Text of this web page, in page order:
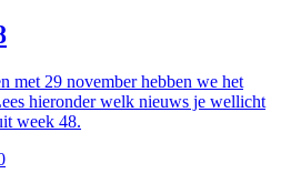
met 29 november hebben we het
hieronder welk nieuws je wellicht
week 48.